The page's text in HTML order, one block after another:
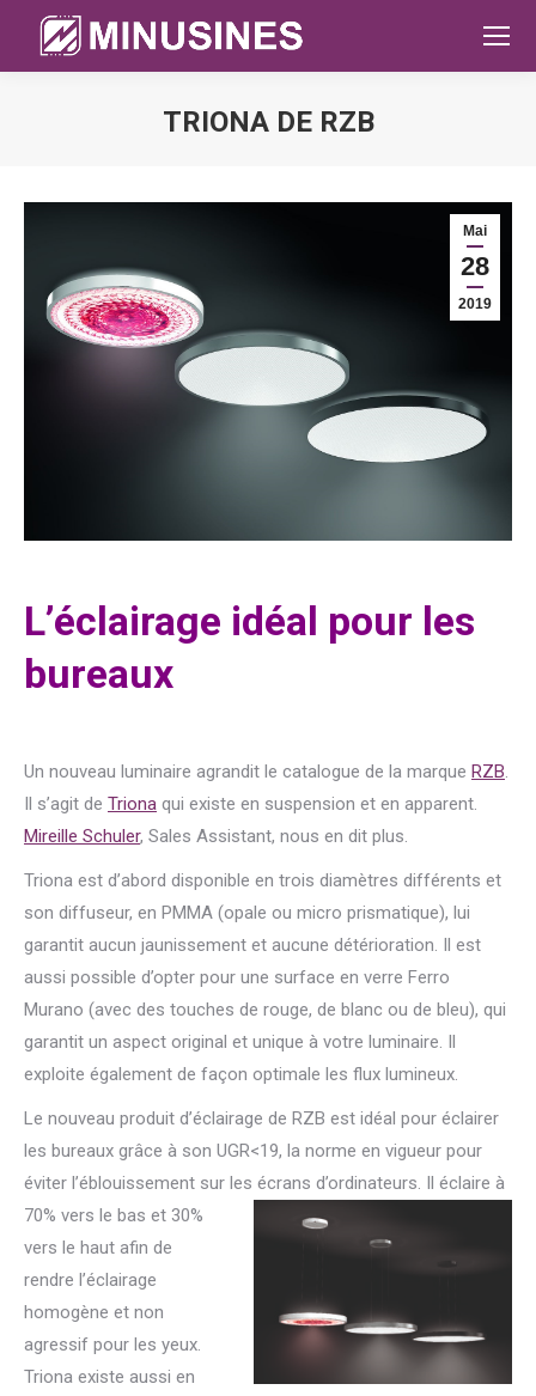
TRIONA DE RZB
Mai
28
2019
L’éclairage idéal pour les
bureaux
Un nouveau luminaire agrandit le catalogue de la marque RZB
Il s’agit de Triona qui existe en suspension et en apparent.
Mireille Schuler, Sales Assistant, nous en dit plus.
Triona est d’abord disponible en trois diamètres différents et
son diffuseur, en PMMA (opale ou micro prismatique), lui
garantit aucun jaunissement et aucune détérioration. Il est
aussi possible d’opter pour une surface en verre Ferro
Murano (avec des touches de rouge, de blanc ou de bleu), qui
garantit un aspect original et unique à votre luminaire. Il
exploite également de façon optimale les flux lumineux.
Le nouveau produit d’éclairage de RZB est idéal pour éclairer
les bureaux grâce à son UGR<19, la norme en vigueur pour
éviter l’éblouissement sur les écrans d’ordinateurs. Il éclaire à
70% vers le bas et 30%
vers le haut afin de
rendre l’éclairage
homogène et non
agressif pour les yeux.
Triona existe aussi en